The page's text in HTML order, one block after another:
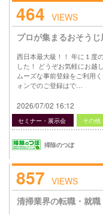
464 VIEWS
プロが集まるおそう
西日本最大級！！ 年に１度
した！ どうぞお気軽にお越
ムーズな事前登録をご利用
ォンでのご登録はで…
2026/07/02 16:12
セミナー・展示会 その他
掃除のつぼ
857 VIEWS
清掃業界の転職・就職